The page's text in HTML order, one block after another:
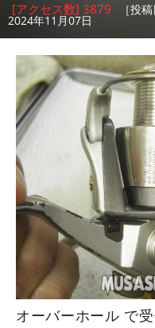
[アクセス数] 3879 ［投
2024年11月07日
オーバーホール で